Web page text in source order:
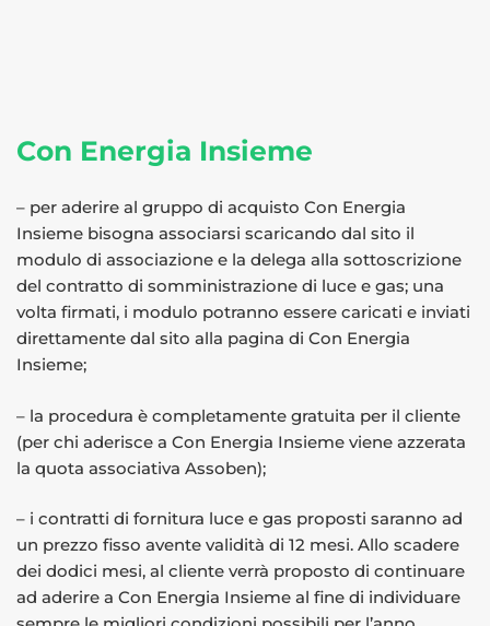
Con Energia Insieme
– per aderire al gruppo di acquisto Con Energia
Insieme bisogna associarsi scaricando dal sito il
modulo di associazione e la delega alla sottoscrizione
del contratto di somministrazione di luce e gas; una
volta firmati, i modulo potranno essere caricati e inviati
direttamente dal sito alla pagina di Con Energia
Insieme;
– la procedura è completamente gratuita per il cliente
(per chi aderisce a Con Energia Insieme viene azzerata
la quota associativa Assoben);
– i contratti di fornitura luce e gas proposti saranno ad
un prezzo fisso avente validità di 12 mesi. Allo scadere
dei dodici mesi, al cliente verrà proposto di continuare
ad aderire a Con Energia Insieme al fine di individuare